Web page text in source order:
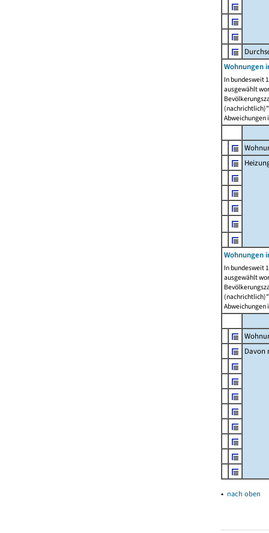
Wohnungen
In bundesweit
ausgewählt
Abweichungen
Wohnungen
In bundesweit
ausgewählt
Abweichungen
Davon
▴ nach oben